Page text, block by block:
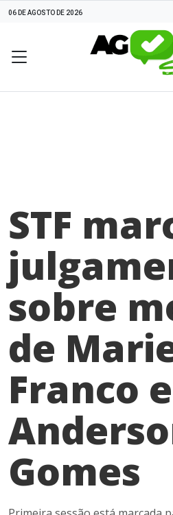
06 DE AGOSTO DE 2026
STF
sobre
de
Franco e
Gomes